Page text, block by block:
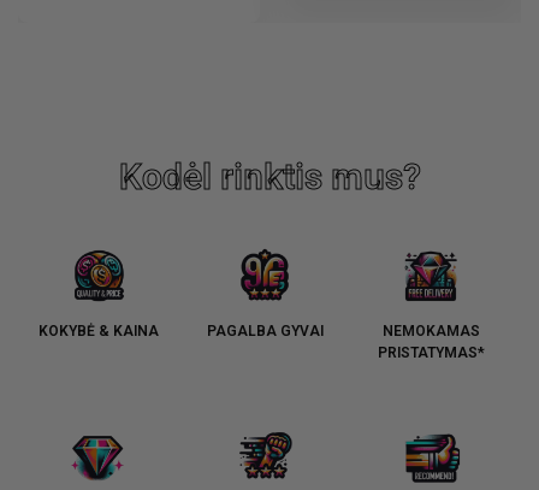
Kodėl rinktis mus?
KOKYBĖ & KAINA PAGALBA GYVAI
NEMOKAMAS
PRISTATYMAS*